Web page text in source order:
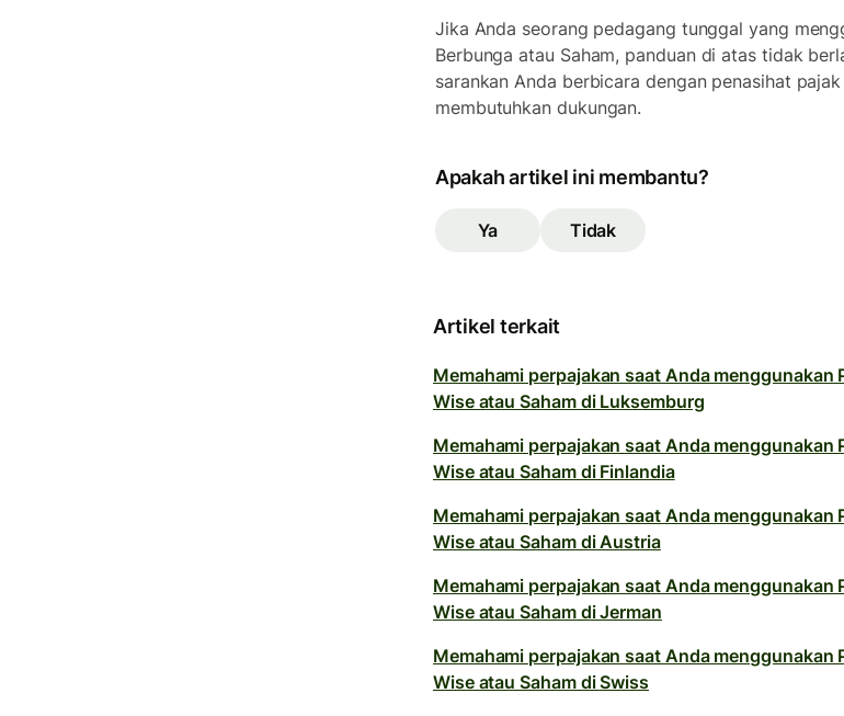
Jika Anda seorang pedagang tunggal yang
Berbunga atau Saham, panduan di atas tidak
sarankan Anda berbicara dengan penasihat
membutuhkan dukungan.
Apakah artikel ini membantu?
Ya Tidak
Artikel terkait
Memahami perpajakan saat Anda menggunakan
Wise atau Saham di Luksemburg
Memahami perpajakan saat Anda menggunakan
Wise atau Saham di Finlandia
Memahami perpajakan saat Anda menggunakan
Wise atau Saham di Austria
Memahami perpajakan saat Anda menggunakan
Wise atau Saham di Jerman
Memahami perpajakan saat Anda menggunakan
Wise atau Saham di Swiss